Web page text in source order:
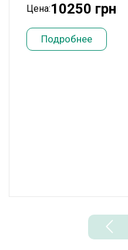
Цена:10250 грн
Подробнее